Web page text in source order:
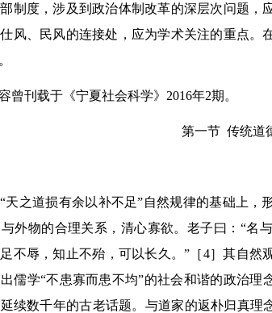
制度，涉及到政治体制改革的深层次问题
风、民风的连接处，应为学术关注的重点。
曾刊载于《宁夏社会科学》2016年2期。
第一节 传统道
“天之道损有余以补不足”自然规律的基础上，
外物的合理关系，清心寡欲。老子曰： “名
不辱，知止不殆，可以长久。” ［4］其自然
儒学“不患寡而患不均”的社会和谐的政治理
续数千年的古老话题。与道家的返朴归真理